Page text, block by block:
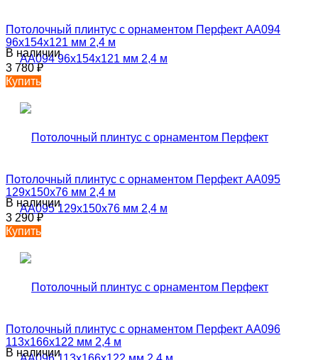
Потолочный плинтус с орнаментом Перфект AA094
96х154х121 мм 2,4 м
В наличии
3 780₽
Купить
Потолочный плинтус с орнаментом Перфект AA095
129х150х76 мм 2,4 м
В наличии
3 290₽
Купить
Потолочный плинтус с орнаментом Перфект AA096
113х166х122 мм 2,4 м
В наличии